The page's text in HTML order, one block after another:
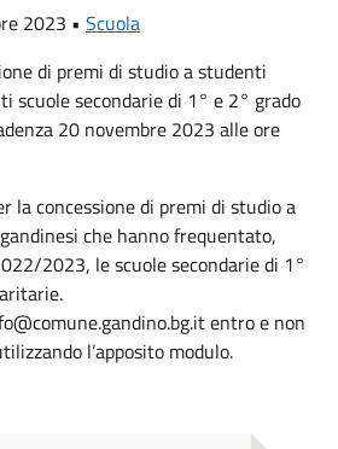
2023 • Scuola
di premi di studio a studenti
scuole secondarie di 1° e 2° grado
20 novembre 2023 alle ore
la concessione di premi di studio a
che hanno frequentato,
2023, le scuole secondarie di 1°
entro e non
l’apposito modulo.